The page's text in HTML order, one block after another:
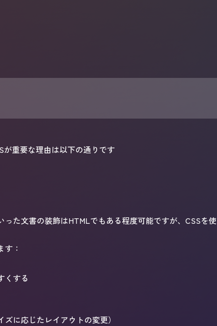
が重要な理由は以下の通りです
た文書の装飾はHTMLでもある程度可能ですが、CSSを
：
くする
に応じたレイアウトの変更）